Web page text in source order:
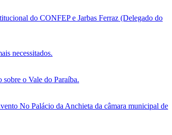
do CONFEP e Jarbas Ferraz (Delegado do
necessitados.
o Vale do Paraíba.
No Palácio da Anchieta da câmara municipal de